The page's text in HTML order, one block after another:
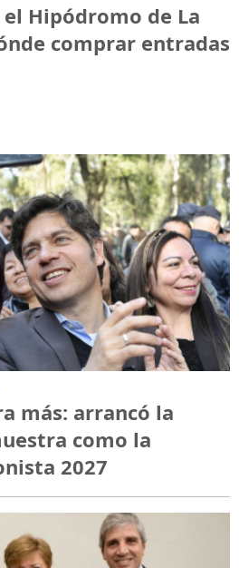
Hipódromo de La
comprar entradas
más: arrancó la
como la
2027